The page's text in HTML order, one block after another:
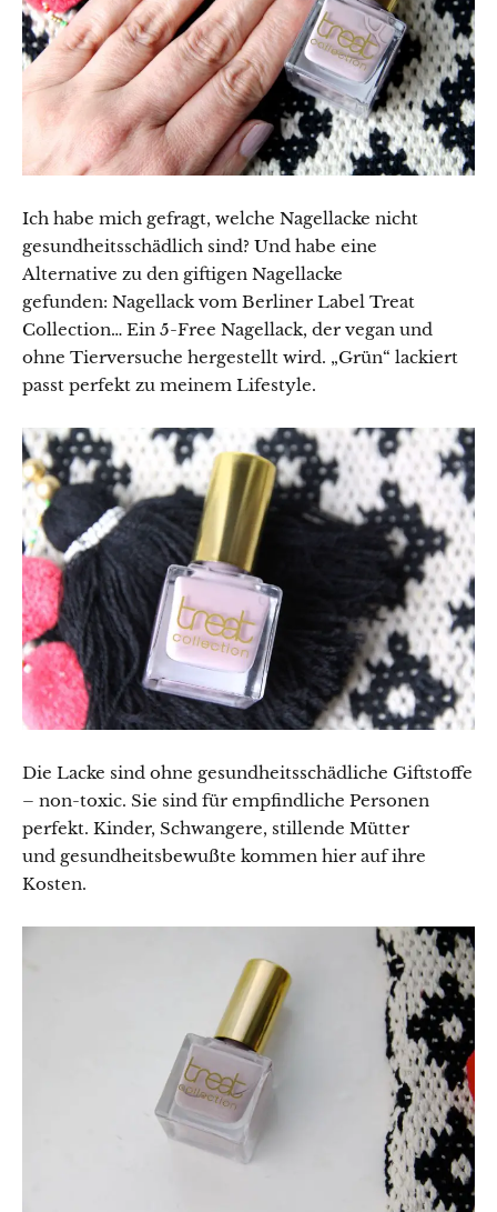
Ich habe mich gefragt, welche Nagellacke nicht
gesundheitsschädlich sind? Und habe eine
Alternative zu den giftigen Nagellacke
gefunden: Nagellack vom Berliner Label Treat
Collection… Ein 5-Free Nagellack, der vegan und
ohne Tierversuche hergestellt wird. „Grün“ lackiert
passt perfekt zu meinem Lifestyle.
Die Lacke sind ohne gesundheitsschädliche Giftstoffe
– non-toxic. Sie sind für empfindliche Personen
perfekt. Kinder, Schwangere, stillende Mütter
und gesundheitsbewußte kommen hier auf ihre
Kosten.